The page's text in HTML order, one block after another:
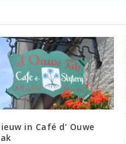
in Café d’ Ouwe